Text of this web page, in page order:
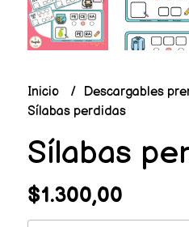
Inicio
Descargables
Sílabas perdidas
Sílabas
$1.300,00